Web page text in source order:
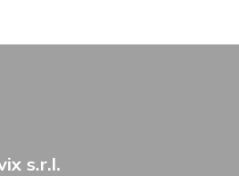
s.r.l.